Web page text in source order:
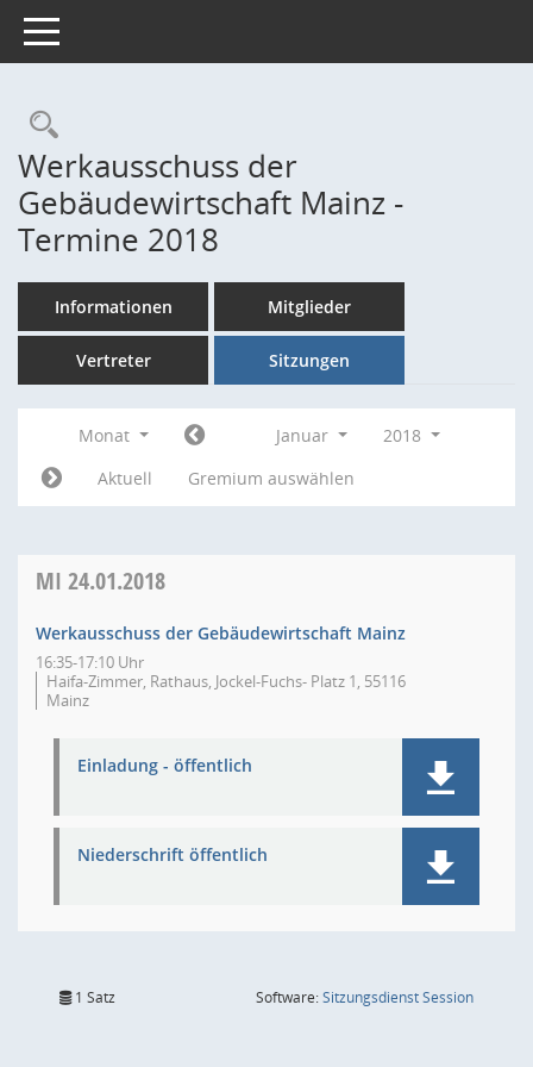
Toggle navigation
Rechercheauswahl
Werkausschuss der
Gebäudewirtschaft Mainz -
Termine 2018
Informationen Mitglieder
Vertreter Sitzungen
Monat Januar
2018
Aktuell
Gremium auswählen
MI 24.01.2018
Werkausschuss der Gebäudewirtschaft Mainz
16:35-17:10 Uhr
Haifa-Zimmer, Rathaus, Jockel-Fuchs- Platz 1, 55116
Mainz
Einladung - öffentlich
Niederschrift öffentlich
1 Satz Software:SitzungsdienstSession(Wird in